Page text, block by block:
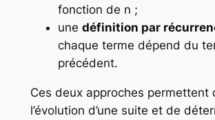
fonction de n ;
une définition par
chaque terme dépend du
précédent.
Ces deux approches permettent
l’évolution d’une suite et de